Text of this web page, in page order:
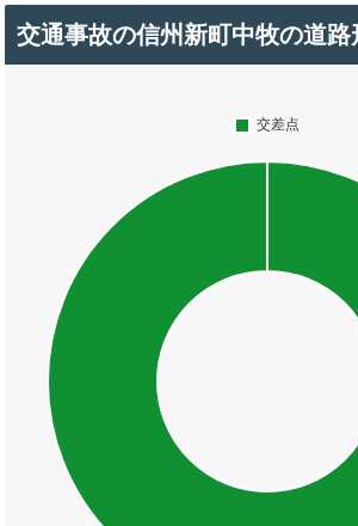
交通事故の信州新町中牧の道路